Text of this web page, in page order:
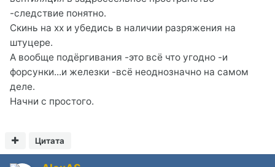
-следствие понятно.
Скинь на хх и убедись в наличии разряжения на
штуцере.
А вообще подёргивания -это всё что угодно -и
форсунки...и железки -всё неоднозначно на самом
деле.
Начни с простого.
Цитата